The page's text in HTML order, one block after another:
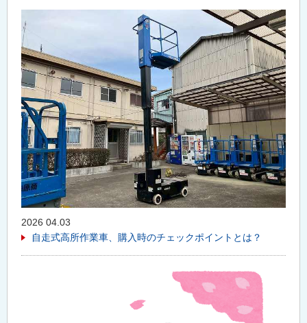
2026 04.03
自走式高所作業車、購入時のチェックポイントとは？